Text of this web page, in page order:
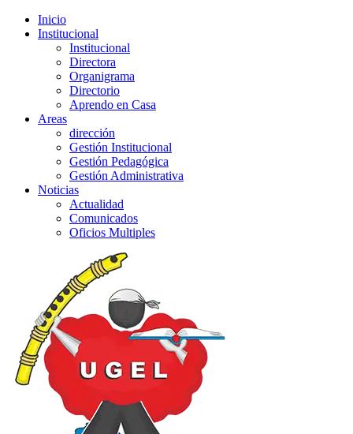
Inicio
Institucional
Institucional
Directora
Organigrama
Directorio
Aprendo en Casa
Areas
dirección
Gestión Institucional
Gestión Pedagógica
Gestión Administrativa
Noticias
Actualidad
Comunicados
Oficios Multiples